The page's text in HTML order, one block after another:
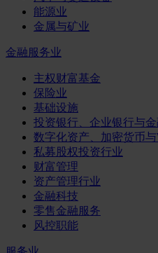
能源业
金属与矿业
金融服务业
主权财富基金
保险业
基础设施
投资银行、企业银行与
数字化资产、加密货币与
私募股权投资行业
财富管理
资产管理行业
金融科技
零售金融服务
风控职能